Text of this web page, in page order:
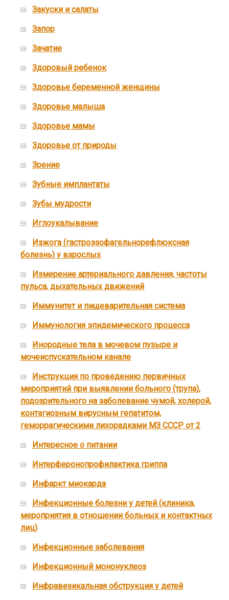
Закуски и салаты
Запор
Зачатие
Здоровый ребенок
Здоровье беременной женщины
Здоровье малыша
Здоровье мамы
Здоровье от природы
Зрение
Зубные имплантаты
Зубы мудрости
Иглоукалывание
Изжога (гастроэзофагельнорефлюксная
болезнь) у взрослых
Измерение артериального давления, частоты
пульса, дыхательных движений
Иммунитет и пищеварительная система
Иммунология эпидемического процесса
Инородные тела в мочевом пузыре и
мочеиспускательном канале
Инструкция по проведению первичных
мероприятий при выявлении больного (трупа),
подозрительного на заболевание чумой, холерой,
контагиозным вирусным гепатитом,
геморрагическими лихорадками МЗ СССР от 2
Интересное о питании
Интерферонопрофилактика гриппа
Инфаркт миокарда
Инфекционные болезни у детей (клиника,
мероприятия в отношении больных и контактных
лиц)
Инфекционные заболевания
Инфекционный мононуклеоз
Инфравезикальная обструкция у детей